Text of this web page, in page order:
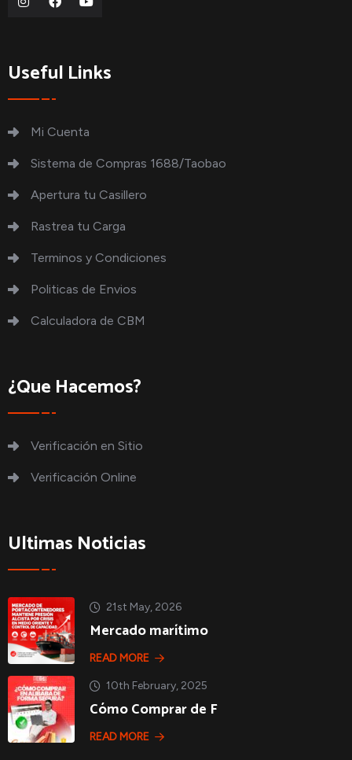
Useful Links
Mi Cuenta
Sistema de Compras 1688/Taobao
Apertura tu Casillero
Rastrea tu Carga
Terminos y Condiciones
Politicas de Envios
Calculadora de CBM
¿Que Hacemos?
Verificación en Sitio
Verificación Online
Ultimas Noticias
21st May, 2026
Mercado marítimo
READ MORE
10th February, 2025
Cómo Comprar de F
READ MORE